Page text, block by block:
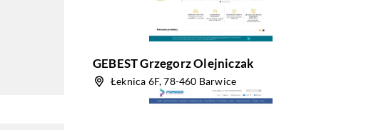
GEBEST Grzegorz Olejniczak
Łeknica 6F, 78-460 Barwice